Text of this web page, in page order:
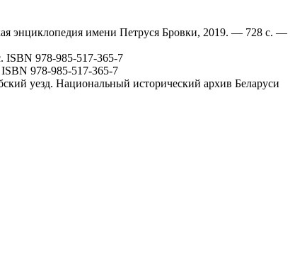
энциклопедия имени Петруся Бровки, 2019. — 728 с. —
978-985-517-365-7
978-985-517-365-7
уезд. Национальный исторический архив Беларуси